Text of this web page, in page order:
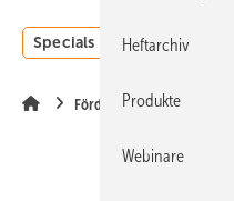
Specials
Förderung
Heftarchiv
Produkte
Webinare